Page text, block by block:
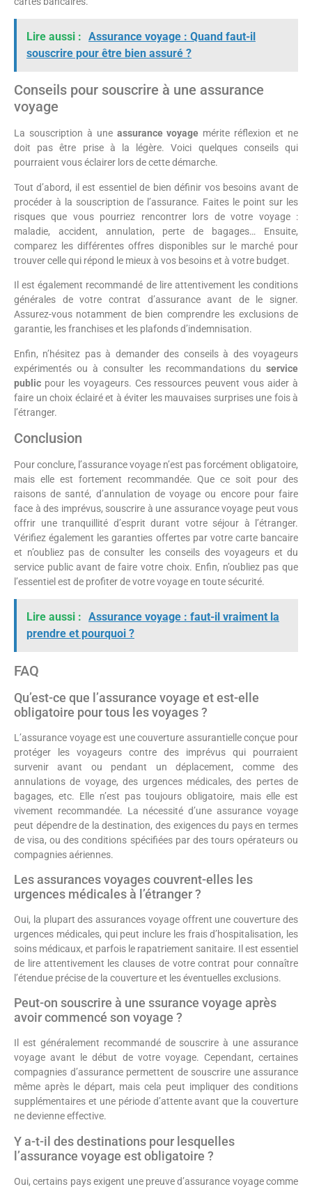
Lire aussi : Assurance voyage : Quand faut-il
souscrire pour être bien assuré ?
Conseils pour souscrire à une assurance
voyage
La souscription à une assurance voyage mérite réflexion et ne
doit pas être prise à la légère. Voici quelques conseils qui
pourraient vous éclairer lors de cette démarche.
Tout d’abord, il est essentiel de bien définir vos besoins avant de
procéder à la souscription de l’assurance. Faites le point sur les
risques que vous pourriez rencontrer lors de votre voyage :
maladie, accident, annulation, perte de bagages… Ensuite,
comparez les différentes offres disponibles sur le marché pour
trouver celle qui répond le mieux à vos besoins et à votre budget.
Il est également recommandé de lire attentivement les conditions
générales de votre contrat d’assurance avant de le signer.
Assurez-vous notamment de bien comprendre les exclusions de
garantie, les franchises et les plafonds d’indemnisation.
Enfin, n’hésitez pas à demander des conseils à des voyageurs
expérimentés ou à consulter les recommandations du service
public pour les voyageurs. Ces ressources peuvent vous aider à
faire un choix éclairé et à éviter les mauvaises surprises une fois à
l’étranger.
Conclusion
Pour conclure, l’assurance voyage n’est pas forcément obligatoire,
mais elle est fortement recommandée. Que ce soit pour des
raisons de santé, d’annulation de voyage ou encore pour faire
face à des imprévus, souscrire à une assurance voyage peut vous
offrir une tranquillité d’esprit durant votre séjour à l’étranger.
Vérifiez également les garanties offertes par votre carte bancaire
et n’oubliez pas de consulter les conseils des voyageurs et du
service public avant de faire votre choix. Enfin, n’oubliez pas que
l’essentiel est de profiter de votre voyage en toute sécurité.
Lire aussi : Assurance voyage : faut-il vraiment la
prendre et pourquoi ?
FAQ
Qu’est-ce que l’assurance voyage et est-elle
obligatoire pour tous les voyages ?
L’assurance voyage est une couverture assurantielle conçue pour
protéger les voyageurs contre des imprévus qui pourraient
survenir avant ou pendant un déplacement, comme des
annulations de voyage, des urgences médicales, des pertes de
bagages, etc. Elle n’est pas toujours obligatoire, mais elle est
vivement recommandée. La nécessité d’une assurance voyage
peut dépendre de la destination, des exigences du pays en termes
de visa, ou des conditions spécifiées par des tours opérateurs ou
compagnies aériennes.
Les assurances voyages couvrent-elles les
urgences médicales à l’étranger ?
Oui, la plupart des assurances voyage offrent une couverture des
urgences médicales, qui peut inclure les frais d’hospitalisation, les
soins médicaux, et parfois le rapatriement sanitaire. Il est essentiel
de lire attentivement les clauses de votre contrat pour connaître
l’étendue précise de la couverture et les éventuelles exclusions.
Peut-on souscrire à une ssurance voyage après
avoir commencé son voyage ?
Il est généralement recommandé de souscrire à une assurance
voyage avant le début de votre voyage. Cependant, certaines
compagnies d’assurance permettent de souscrire une assurance
même après le départ, mais cela peut impliquer des conditions
supplémentaires et une période d’attente avant que la couverture
ne devienne effective.
Y a-t-il des destinations pour lesquelles
l’assurance voyage est obligatoire ?
Oui, certains pays exigent une preuve d’assurance voyage comme